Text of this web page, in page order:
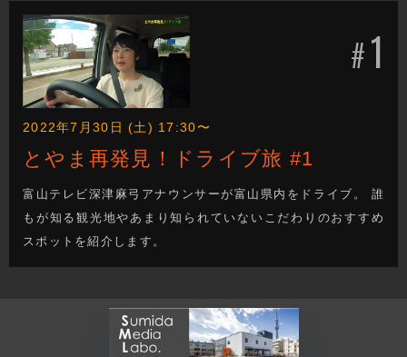
#1
2022年7月30日 (土) 17:30〜
とやま再発見！ドライブ旅 #1
富山テレビ深津麻弓アナウンサーが富山県内をドライブ。 誰
もが知る観光地やあまり知られていないこだわりのおすすめ
スポットを紹介します。